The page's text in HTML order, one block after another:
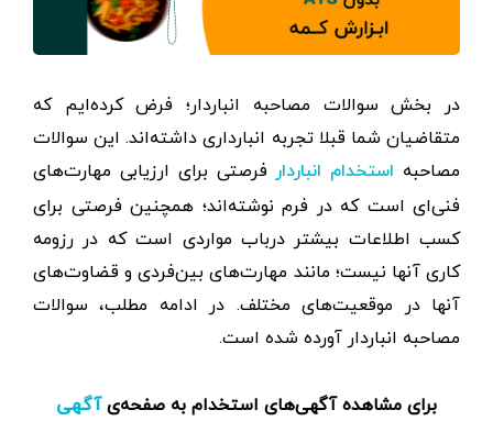
در بخش سوالات مصاحبه انباردار؛ فرض کرده‌ایم که
متقاضیان شما قبلا تجربه انبارداری داشته‌اند. این سوالات
مصاحبه استخدام انباردارفرصتی برای ارزیابی مهارت‌های
فنی‌ای است که در فرم نوشته‌اند؛ همچنین فرصتی برای
کسب اطلاعات بیشتر درباب مواردی است که در رزومه
کاری آنها نیست؛ مانند مهارت‌های بین‌‌فردی و قضاوت‌های
آنها در موقعیت‌های مختلف. در ادامه مطلب، سوالات
مصاحبه انباردار آورده شده است.
برای مشاهده آگهی‌های استخدام به صفحه‌یآگهی